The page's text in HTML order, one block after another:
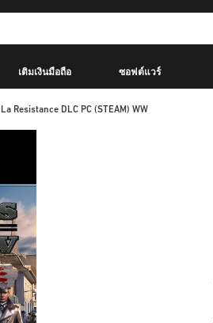
เติมเงินมือถือ ซอฟต์แวร์
Resistance DLC PC (STEAM) WW